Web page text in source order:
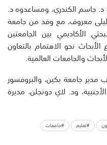
د. جاسم الكندري، ومساعدوه د.
معروف، مع وفد من جامعة
الأكاديمي بين الجامعتين
نحو الاهتمام بالتعاون
والجامعات العالمية.
مدير جامعة بكين، والبروفسور
ود. لاي دونجلن، مديرة
#تعليم
#جامعات